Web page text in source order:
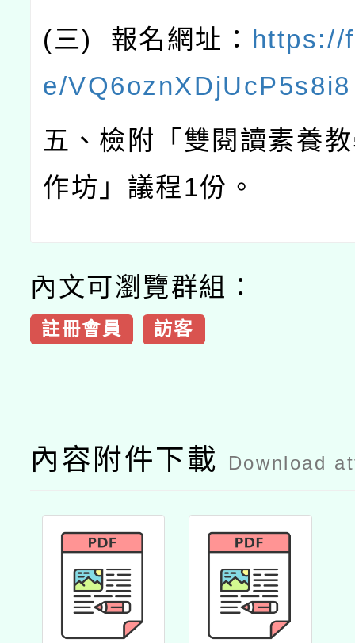
(三) 報名網址： https://
e/VQ6oznXDjUcP5s8i8
五、檢附「雙閱讀素養
作坊」議程1份。
內文可瀏覽群組：
註冊會員 訪客
內容附件下載 Download